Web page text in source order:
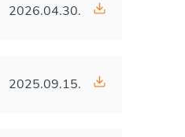
2026.04.30.
2025.09.15.